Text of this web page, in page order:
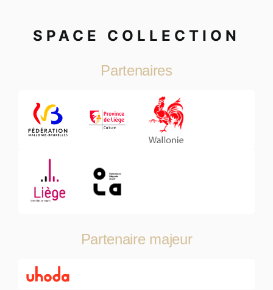
SPACE COLLECTION
Partenaires
Partenaire majeur